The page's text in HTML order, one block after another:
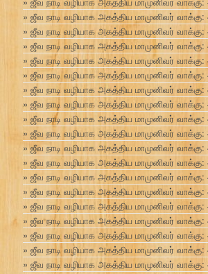
ஜீவ நாடி வழியாக அகத்திய மாமுனிவர் வாக்கு:
ஜீவ நாடி வழியாக அகத்திய மாமுனிவர் வாக்கு:
ஜீவ நாடி வழியாக அகத்திய மாமுனிவர் வாக்கு:
ஜீவ நாடி வழியாக அகத்திய மாமுனிவர் வாக்கு:
ஜீவ நாடி வழியாக அகத்திய மாமுனிவர் வாக்கு:
ஜீவ நாடி வழியாக அகத்திய மாமுனிவர் வாக்கு:
ஜீவ நாடி வழியாக அகத்திய மாமுனிவர் வாக்கு:
ஜீவ நாடி வழியாக அகத்திய மாமுனிவர் வாக்கு:
ஜீவ நாடி வழியாக அகத்திய மாமுனிவர் வாக்கு:
ஜீவ நாடி வழியாக அகத்திய மாமுனிவர் வாக்கு:
ஜீவ நாடி வழியாக அகத்திய மாமுனிவர் வாக்கு:
ஜீவ நாடி வழியாக அகத்திய மாமுனிவர் வாக்கு:
ஜீவ நாடி வழியாக அகத்திய மாமுனிவர் வாக்கு:
ஜீவ நாடி வழியாக அகத்திய மாமுனிவர் வாக்கு:
ஜீவ நாடி வழியாக அகத்திய மாமுனிவர் வாக்கு:
ஜீவ நாடி வழியாக அகத்திய மாமுனிவர் வாக்கு:
ஜீவ நாடி வழியாக அகத்திய மாமுனிவர் வாக்கு:
ஜீவ நாடி வழியாக அகத்திய மாமுனிவர் வாக்கு: